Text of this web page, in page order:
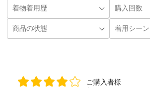
ご購入者様